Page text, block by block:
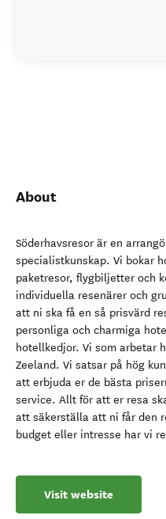
About
Söderhavsresor är en
specialistkunskap. Vi bokar
paketresor, flygbiljetter och
individuella resenärer och
att ni ska få en så prisvärd
personliga och charmiga
hotellkedjor. Vi som arbetar
Zeeland. Vi satsar på hög
att erbjuda er de bästa
service. Allt för att er resa
att säkerställa att ni får den
budget eller intresse har vi
Visit website